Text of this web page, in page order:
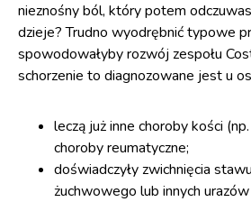
nieznośny ból, który potem
dzieje? Trudno wyodrębnić typowe
spowodowałyby rozwój zespołu
schorzenie to diagnozowane jest u
leczą już inne choroby kości
choroby reumatyczne;
doświadczyły zwichnięcia
żuchwowego lub innych